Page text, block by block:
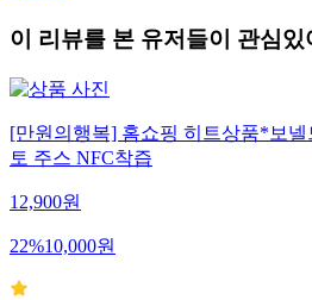
이 리뷰를 본 유저들이 관심있
[만원의행복] 홈쇼핑 히트상품*보
토 주스 NFC착즙
12,900원
22%10,000원